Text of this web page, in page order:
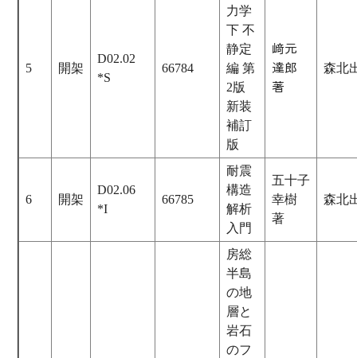
5 開架
D02.02
*S
66784
力学
下 不
静定
編 第
2版
新装
補訂
版
﨑元
達郎
著
森北
6 開架
D02.06
*I
66785
耐震
構造
解析
入門
五十子
幸樹
著
森北
房総
半島
の地
層と
岩石
のフ